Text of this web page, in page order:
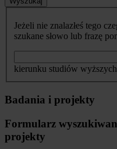
Jeżeli nie znalazłeś tego
szukane słowo lub frazę
kierunku studiów
Badania i projekty
Formularz
projekty